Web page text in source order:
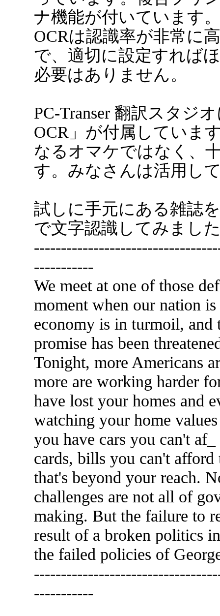
ナ機能が付いています
OCRは認識率が非常に
で、適切に設定すれば
必要はありません。
PC-Transer 翻訳スタジ
OCR」が付属していま
なるオマケではなく、
す。みなさんは活用し
試しに手元にある雑誌
で文字認識してみまし
-----------
We meet at one of those
moment when our nation
economy is in turmoil, and
promise has been
Tonight, more Americans
more are working harder
have lost your homes and
watching your home
you have cars you can't
cards, bills you can't
that's beyond your reach.
challenges are not all of
making. But the failure to
result of a broken politics
the failed policies of
-----------